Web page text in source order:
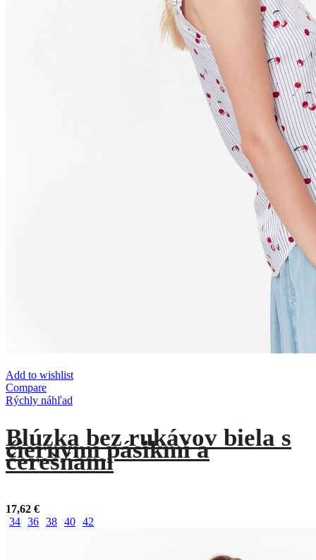
Add to wishlist
Compare
Rýchly náhľad
Blúzka bez rukávov biela s
čiernymi pásikmi a
čerešňami
17,62 €
34 36 38 40 42